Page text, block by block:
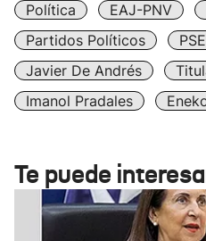
Política EAJ-PNV
Partidos Políticos
Javier De Andrés
Imanol Pradales
Te puede